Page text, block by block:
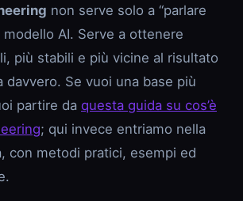
non serve solo a “parlare
modello AI. Serve a ottenere
più stabili e più vicine al risultato
davvero. Se vuoi una base più
partire da questa guida su cos’è
; qui invece entriamo nella
con metodi pratici, esempi ed